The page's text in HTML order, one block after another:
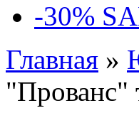
-30%
Главная »
"Прованс"